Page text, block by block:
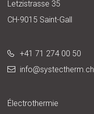
Letzistrasse 35
CH-9015 Saint-Gall
+41 71 274 00 50
info@systectherm.ch
Électrothermie